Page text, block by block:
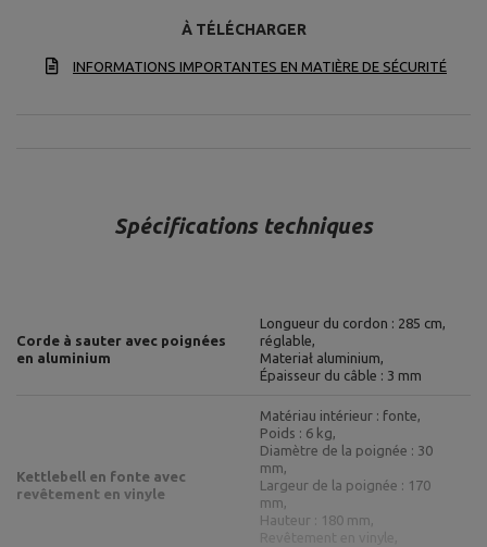
À TÉLÉCHARGER
INFORMATIONS IMPORTANTES EN MATIÈRE DE SÉCURITÉ
Spécifications techniques
Corde à sauter avec poignées
en aluminium
Longueur du cordon : 285 cm,
réglable,
Materiał aluminium,
Épaisseur du câble : 3 mm
Kettlebell en fonte avec
revêtement en vinyle
Matériau intérieur : fonte,
Poids : 6 kg,
Diamètre de la poignée : 30
mm,
Largeur de la poignée : 170
mm,
Hauteur : 180 mm,
Revêtement en vinyle,